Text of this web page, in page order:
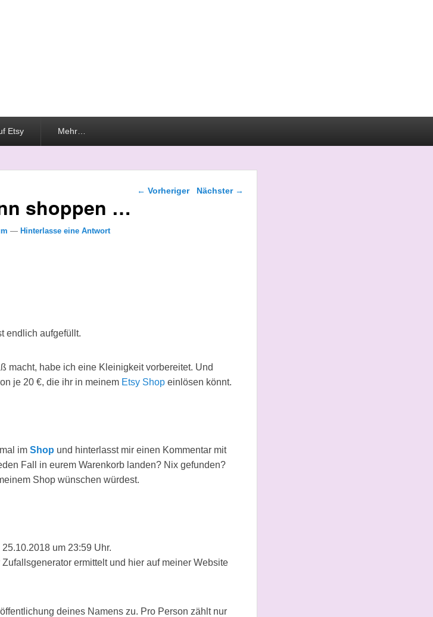
Etsy Mehr…
Beitragsnavigation
← Vorheriger Nächster →
shoppen …
— Hinterlasse eine Antwort
endlich aufgefüllt.
macht, habe ich eine Kleinigkeit vorbereitet. Und
je 20 €, die ihr in meinem Etsy Shopeinlösen könnt.
im Shop und hinterlasst mir einen Kommentar mit
Fall in eurem Warenkorb landen? Nix gefunden?
Shop wünschen würdest.
um 23:59 Uhr.
ermittelt und hier auf meiner Website
deines Namens zu. Pro Person zählt nur